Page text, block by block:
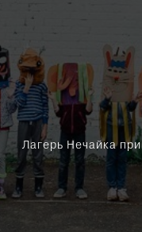
Лагерь Нечайка